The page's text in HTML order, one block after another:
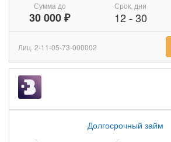
Сумма до
30 000 ₽
Срок, дни
12- 30
Лиц. 2-11-05-73-000002
Долгосрочный займ